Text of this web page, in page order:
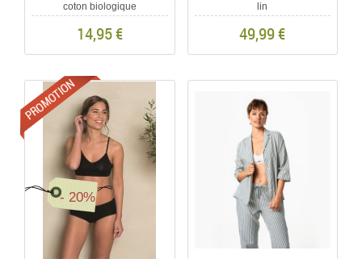
coton biologique
14,95 €
lin
49,99 €
Promotions
- 20%